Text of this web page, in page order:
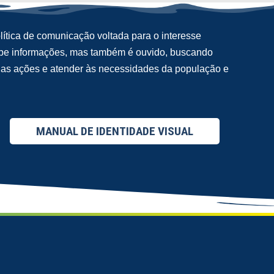
de comunicação voltada para o interesse
informações, mas também é ouvido, buscando
ações e atender às necessidades da população e
MANUAL DE IDENTIDADE VISUAL